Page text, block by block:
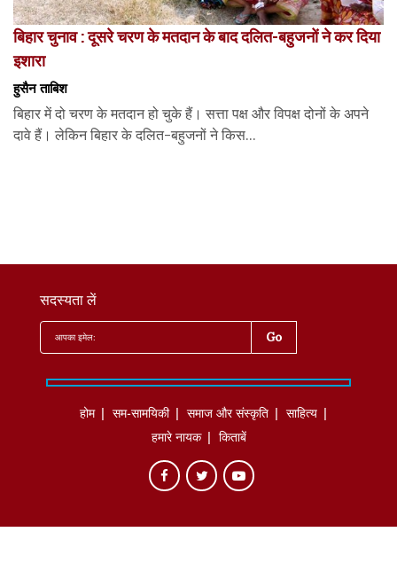
बिहार चुनाव : दूसरे चरण के मतदान के बाद दलित-बहुजनों ने कर दिया
इशारा
हुसैन ताबिश
बिहार में दो चरण के मतदान हो चुके हैं। सत्ता पक्ष और विपक्ष दोनों के अपने
दावे हैं। लेकिन बिहार के दलित-बहुजनों ने किस...
सदस्यता लें
होम सम-सामयिकी समाज और संस्कृति
साहित्‍य
हमारे नायक
किताबें